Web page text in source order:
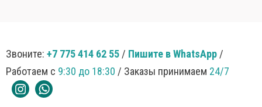
Звоните: +7 775 414 62 55 / Пишите в WhatsApp /
Работаем с 9:30 до 18:30 / Заказы принимаем 24/7